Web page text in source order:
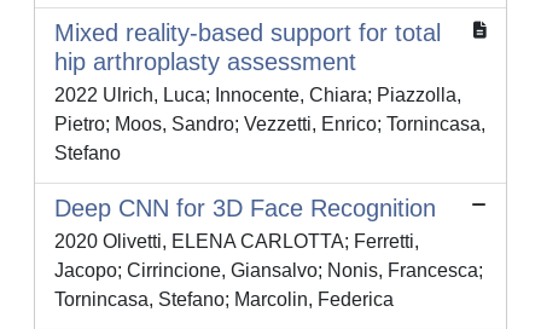
Mixed reality-based support for total
hip arthroplasty assessment
2022 Ulrich, Luca; Innocente, Chiara; Piazzolla,
Pietro; Moos, Sandro; Vezzetti, Enrico; Tornincasa,
Stefano
Deep CNN for 3D Face Recognition
2020 Olivetti, ELENA CARLOTTA; Ferretti,
Jacopo; Cirrincione, Giansalvo; Nonis, Francesca;
Tornincasa, Stefano; Marcolin, Federica